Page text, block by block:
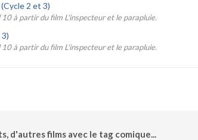
2 et 3)
à partir du film L'inspecteur et le parapluie.
à partir du film L'inspecteur et le parapluie.
d'autres films avec le tag comique...